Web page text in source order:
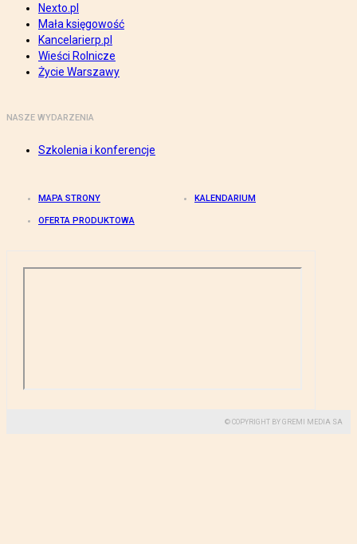
Nexto.pl
Mała księgowość
Kancelarierp.pl
Wieści Rolnicze
Życie Warszawy
NASZE WYDARZENIA
Szkolenia i konferencje
MAPA STRONY KALENDARIUM
OFERTA PRODUKTOWA
© COPYRIGHT BY GREMI MEDIA SA